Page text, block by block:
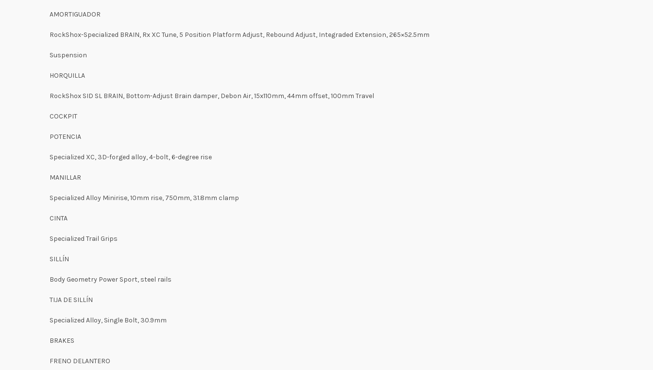
AMORTIGUADOR
RockShox-Specialized BRAIN, Rx XC Tune, 5 Position Platform Adjust, Rebound Adjust, Integraded Extension, 265×52.5mm
Suspension
HORQUILLA
RockShox SID SL BRAIN, Bottom-Adjust Brain damper, Debon Air, 15x110mm, 44mm offset, 100mm Travel
COCKPIT
POTENCIA
Specialized XC, 3D-forged alloy, 4-bolt, 6-degree rise
MANILLAR
Specialized Alloy Minirise, 10mm rise, 750mm, 31.8mm clamp
CINTA
Specialized Trail Grips
SILLÍN
Body Geometry Power Sport, steel rails
TIJA DE SILLÍN
Specialized Alloy, Single Bolt, 30.9mm
BRAKES
FRENO DELANTERO